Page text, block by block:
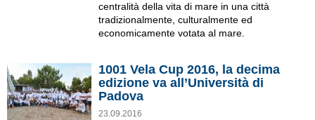
centralità della vita di mare in una città
tradizionalmente, culturalmente ed
economicamente votata al mare.
1001 Vela Cup 2016, la decima
edizione va all’Università di
Padova
23.09.2016